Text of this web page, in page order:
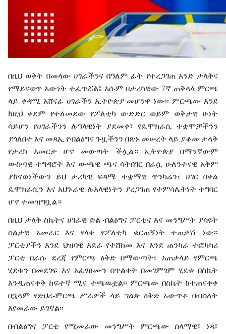
በዚህ ወቅት በመላው ሀገራችንና በዓለም ፊት የተረጋገጠ አንድ ታላቅና
የማይናወጥ እውነት ተፈጥሯል፤ እሱም በታሪካዊው 7ኛ ጠቅላላ ምርጫ
ላይ ቀዳሚ አሸናፊ ሀገራችን ኢትዮጵያ መሆንዋ ነው፡፡ ምርጫው እንደ
ከዚህ ቀደም የተለመደው የፖለቲካ ውድድር ወይም ወቅታዊ ሁነት
ሳይሆን የሀገራችንን ሉዓላዊነት ያደመቀ፣ የዴሞክራሲ ተቋሞቻችንን
ያጎለበተ እና መጻኢ የብልፅግና ጉዟችንን በጽኑ መሠረት ላይ ያቆመ ታላቅ
የታሪክ እመርታ ሆኖ መውጣት ችሏል። ኢትዮጵያ በማንኛውም
ውስጣዊ ተግዳሮት እና ውጫዊ ጫና ሳትበገር በራሷ ሁለንተናዊ አቅም
ያከናወነችውን ይህ ታሪካዊ ፍጻሜ ተቋማዊ ጥንካሬን፣ ሀገር በቀል
ዴሞክራሲን እና አህጉራዊ ሉአላዊነትን ያረጋገጠ የተምሳሌትነት ተግባር
ሆኖ ተመዝግቧል።
በዚህ ታላቅ ስኬትና ሀገራዊ ድል ብልፅግና ፓርቲና እና መንግሥት ያሳዩት
ስልታዊ አመራር እና የላቀ የፖለቲካ ቁርጠኝነት ተጠቃሽ ነው፡፡
ፓርቲያችን እንደ ህዝባዊ አደራ የተሸከመ እና እንደ ጠንካራ ተፎካካሪ
ፓርቲ በራሱ ደረጃ የምርጫ ዕቅድ በማውጣት፣ አጠቃላይ የምርጫ
ሂደቱን በመደገፍ እና አፈፃፀሙን በጥልቀት በመገምገም ሂደቱ በስኬት
እንዲጠናቀቅ ከፍተኛ ሚና ተጫዉቷል፡፡ ምርጫው በስኬት ከተጠናቀቀ
በኋላም የድህረ-ምርጫ ሥራዎች ላይ ግልጽ ዕቅድ አውጥቶ በብስለት
እየመራው ይገኛል፡፡
በብልፅግና ፓርቲ የሚመራው መንግሥት ምርጫው ሰላማዊ፣ ነጻ፣